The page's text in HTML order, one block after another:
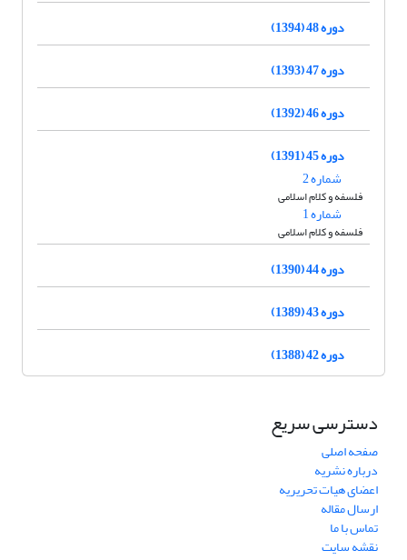
دوره 48 (1394)
دوره 47 (1393)
دوره 46 (1392)
دوره 45 (1391)
شماره 2
فلسفه و کلام اسلامی
شماره 1
فلسفه و کلام اسلامی
دوره 44 (1390)
دوره 43 (1389)
دوره 42 (1388)
دسترسی سریع
صفحه اصلی
درباره نشریه
اعضای هیات تحریریه
ارسال مقاله
تماس با ما
نقشه سایت